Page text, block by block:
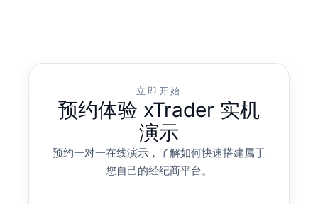
立即开始
预约体验 xTrader 实机
演示
预约一对一在线演示，了解如何快速搭建属于
您自己的经纪商平台。